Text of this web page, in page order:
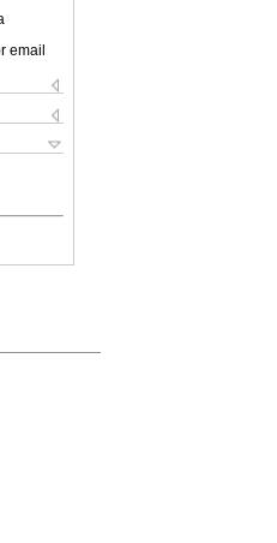
email